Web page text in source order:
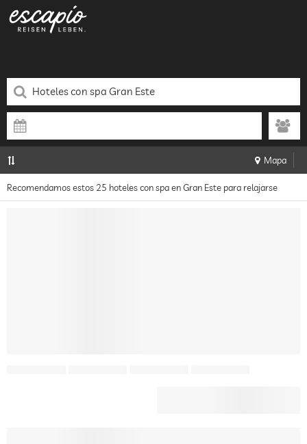
Mapa
Recomendamos estos 25 hoteles con spa en Gran Este para relajarse